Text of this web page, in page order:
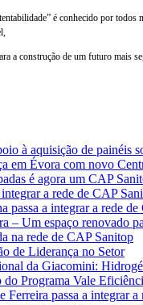
é conhecido por
a construção de um futuro mais
à aquisição de painéis
em Évora com novo
é agora um CAP
a rede de CAP
passa a integrar a rede
– Um espaço renovado
na rede de CAP Sanitop
de Liderança no Setor
da Giacomini:
do Programa Vale
Ferreira passa a integrar a